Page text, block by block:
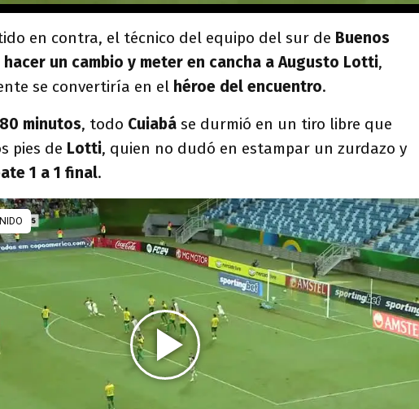
en contra, el técnico del equipo del sur de Buenos
un cambio y meter en cancha a Augusto Lotti,
se convertiría en el héroe del encuentro.
80 minutos, todo Cuiabá se durmió en un tiro libre que
pies de Lotti, quien no dudó en estampar un zurdazo y
1 a 1 final.